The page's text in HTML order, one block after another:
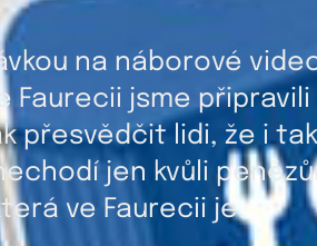
na náborové
Faurecii jsme
přesvědčit lidi, že i
jen kvůli
ve Faurecii je.